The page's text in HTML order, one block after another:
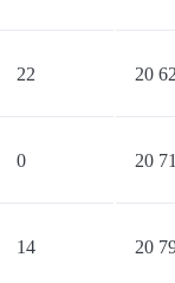
22 20
0 20
14 20